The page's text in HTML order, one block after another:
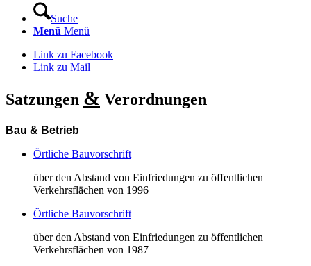
Suche
Menü Menü
Link zu Facebook
Link zu Mail
Satzungen & Verordnungen
Bau & Betrieb
Örtliche Bauvorschrift
über den Abstand von Einfriedungen zu öffentlichen
Verkehrsflächen von 1996
Örtliche Bauvorschrift
über den Abstand von Einfriedungen zu öffentlichen
Verkehrsflächen von 1987